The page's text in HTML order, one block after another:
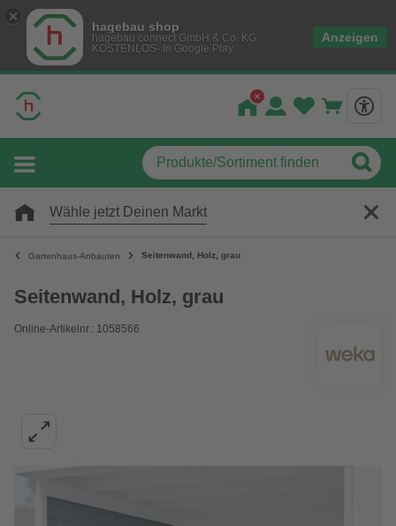
hagebau shop
hagebau connect GmbH & Co. KG
KOSTENLOS- In Google Play
Anzeigen
Wähle jetzt Deinen Markt
Gartenhaus-Anbauten Seitenwand, Holz, grau
Seitenwand, Holz, grau
Online-Artikelnr.: 1058566